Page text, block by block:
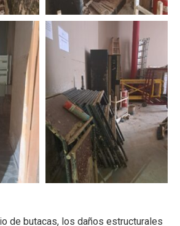
de butacas, los daños estructurales